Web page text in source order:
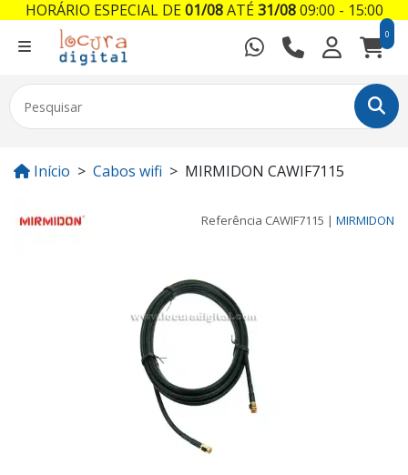
0
Início Cabos wifi MIRMIDON CAWIF7115
Referência CAWIF7115 | MIRMIDON
HORÁRIO ESPECIAL DE01/08ATÉ31/0809:00 - 15:00